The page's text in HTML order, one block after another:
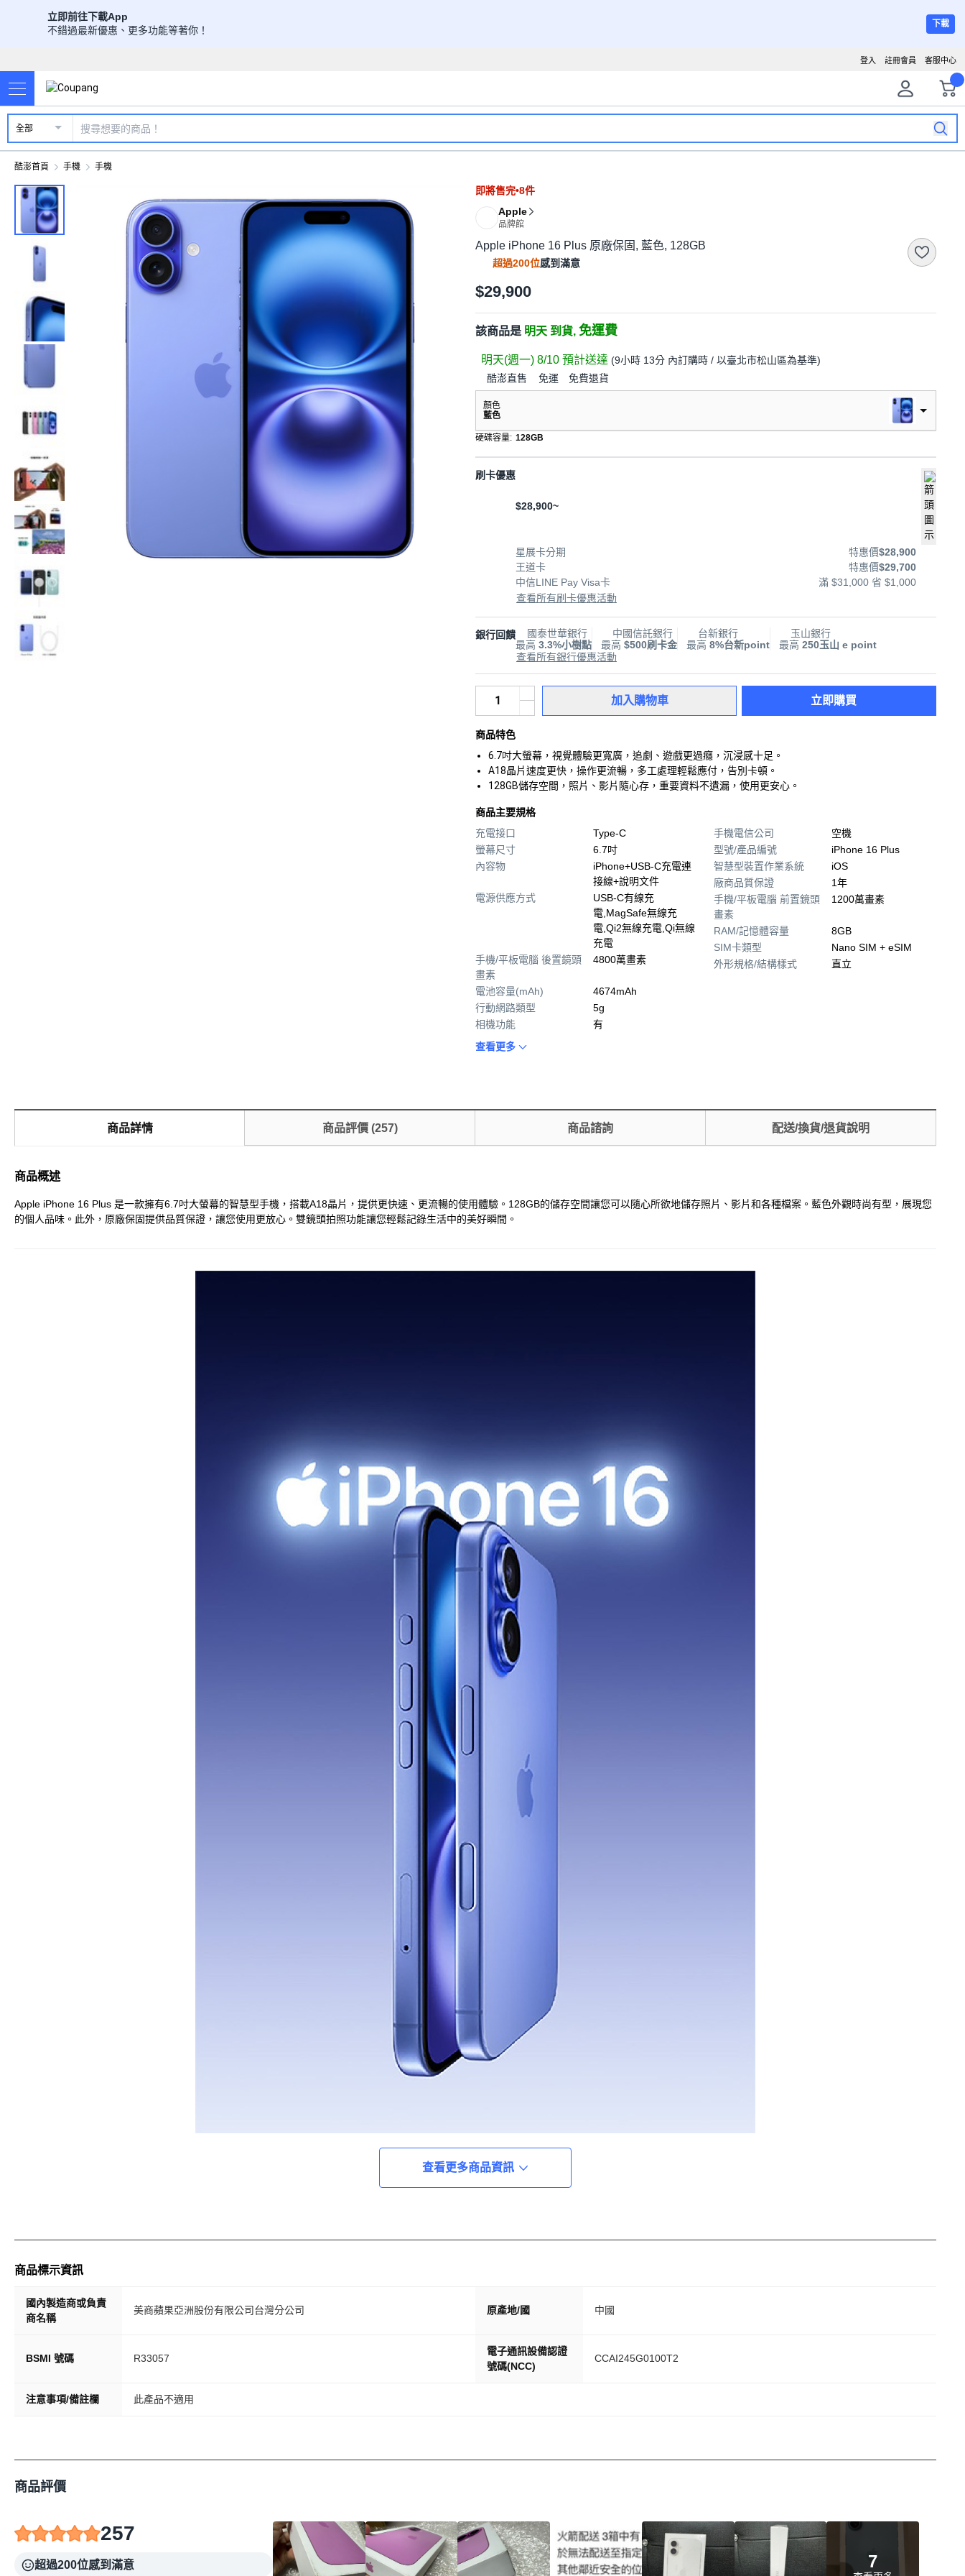
立即前往下載App
不錯過最新優惠、更多功能等著你！
下載
客服中心
註冊會員
登入
全部
酷澎首頁 手機 手機
即將售完•8件
Apple
品牌館
Apple iPhone 16 Plus 原廠保固, 藍色, 128GB
超過200位感到滿意
$29,900
該商品是 明天 到貨, 免運費
明天(週一) 8/10 預計送達 (9小時 13分 內訂購時 / 以臺北市松山區為基準)
酷澎直售 免運 免費退貨
顏色
藍色
硬碟容量: 128GB
刷卡優惠
$28,900~
星展卡分期 特惠價$28,900
王道卡
特惠價$29,700
中信LINE Pay Visa卡
滿 $31,000 省 $1,000
查看所有刷卡優惠活動
銀行回饋
國泰世華銀行
最高 3.3%小樹點
中國信託銀行
最高 $500刷卡金
台新銀行
最高 8%台新point
玉山銀行
最高 250玉山 e point
查看所有銀行優惠活動
加入購物車 立即購買
商品特色
6.7吋大螢幕，視覺體驗更寬廣，追劇、遊戲更過癮，沉浸感十足。
A18晶片速度更快，操作更流暢，多工處理輕鬆應付，告別卡頓。
128GB儲存空間，照片、影片隨心存，重要資料不遺漏，使用更安心。
商品主要規格
充電接口
Type-C
螢幕尺寸
6.7吋
內容物
iPhone+USB‑C充電連
接線+說明文件
電源供應方式
USB-C有線充
電,MagSafe無線充
電,Qi2無線充電,Qi無線
充電
手機/平板電腦 後置鏡頭
畫素
4800萬畫素
電池容量(mAh)
4674mAh
行動網路類型
5g
相機功能
有
手機電信公司
空機
型號/產品編號
iPhone 16 Plus
智慧型裝置作業系統
iOS
廠商品質保證
1年
手機/平板電腦 前置鏡頭
畫素
1200萬畫素
RAM/記憶體容量
8GB
SIM卡類型
Nano SIM + eSIM
外形規格/結構樣式
直立
查看更多
商品詳情 商品評價(257) 商品諮詢 配送/換貨/退貨說明
商品概述
Apple iPhone 16 Plus 是一款擁有6.7吋大螢幕的智慧型手機，搭載A18晶片，提供更快速、更流暢的使用體驗。128GB的儲存空間讓您可以隨心所欲地儲存照片、影片和各種檔案。藍色外觀時尚有型，展現您
的個人品味。此外，原廠保固提供品質保證，讓您使用更放心。雙鏡頭拍照功能讓您輕鬆記錄生活中的美好瞬間。
查看更多商品資訊
商品標示資訊
國內製造商或負責
商名稱
美商蘋果亞洲股份有限公司台灣分公司 原產地/國 中國
BSMI 號碼 R33057
電子通訊設備認證
號碼(NCC)
CCAI245G0100T2
注意事項/備註欄 此產品不適用
商品評價
257
超過200位感到滿意 7